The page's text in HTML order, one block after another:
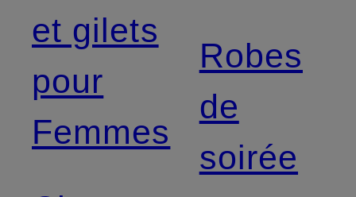
et gilets
pour
Femmes
Robes
de
soirée